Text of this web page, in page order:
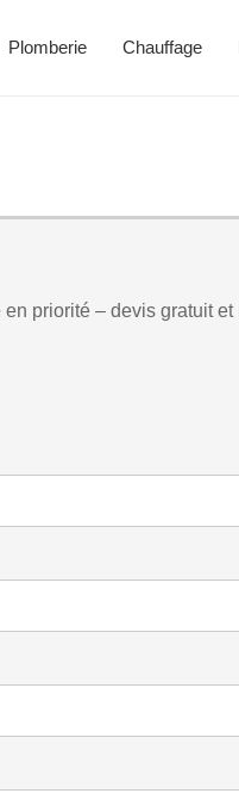
Plomberie Chauffage
priorité – devis gratuit et